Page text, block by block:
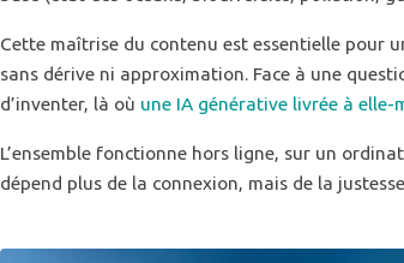
Cette maîtrise du contenu est essentielle pour
sans dérive ni approximation. Face à une
d’inventer, là où une IA générative livrée à elle-
L’ensemble fonctionne hors ligne, sur un
dépend plus de la connexion, mais de la